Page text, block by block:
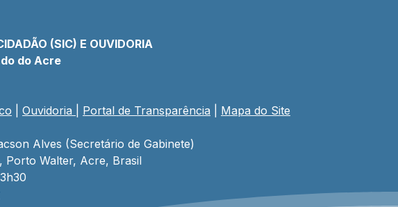
SEMEA e SEMEC inauguram
Barbary
(SIC) E OUVIDORIA
do Acre
Ouvidoria Portal de Transparência Mapa do Site
Alves (Secretário de Gabinete)
Porto Walter, Acre, Brasil